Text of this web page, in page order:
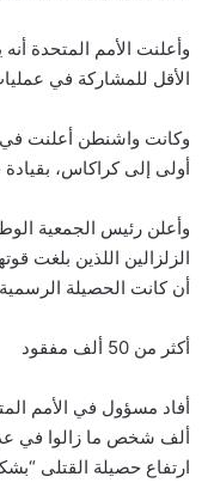
الأقل للمشاركة في
وكانت واشنطن أعلنت
أولى إلى كراكاس،
وأعلن رئيس الجمعية
أن كانت الحصيلة الرسمية
أكثر من 50 ألف مفقود
ألف شخص ما زالوا في
ارتفاع حصيلة القتلى